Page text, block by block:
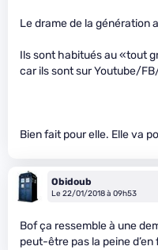
Le drame de la génération
Ils sont habitués au «tout
car ils sont sur Youtube/
Bien fait pour elle. Elle va
Obidoub
Le 22/01/2018 à 09h53
Bof ça ressemble à une
peut-être pas la peine